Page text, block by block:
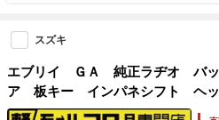
スズキ
エブリイ ＧＡ 純正ラヂオ バッ
ア 板キー インパネシフト ヘッ